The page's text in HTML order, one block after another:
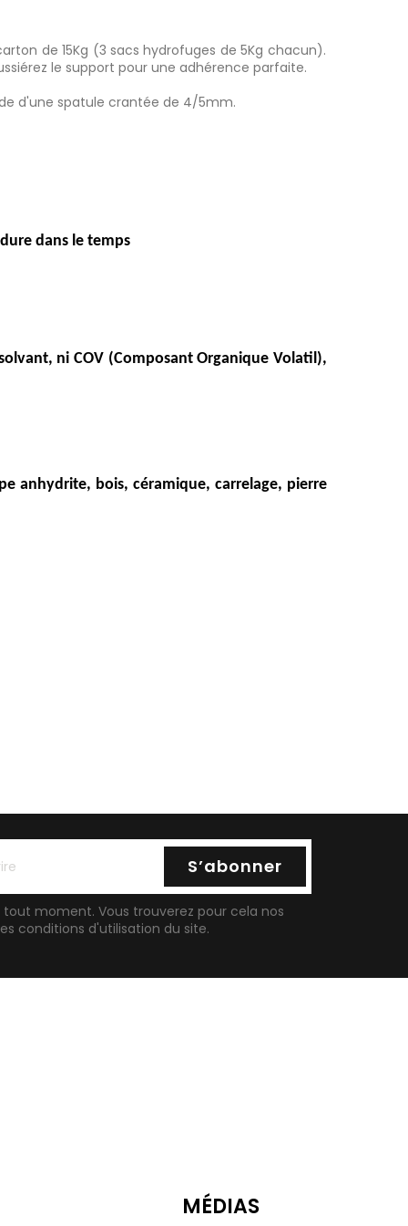
de 15Kg (3 sacs hydrofuges de 5Kg chacun).
le support pour une adhérence parfaite.
d'une spatule crantée de 4/5mm.
dans le temps
ni COV (Composant Organique Volatil),
anhydrite, bois, céramique, carrelage, pierre
tout moment. Vous trouverez pour cela nos
conditions d'utilisation du site.
MÉDIAS